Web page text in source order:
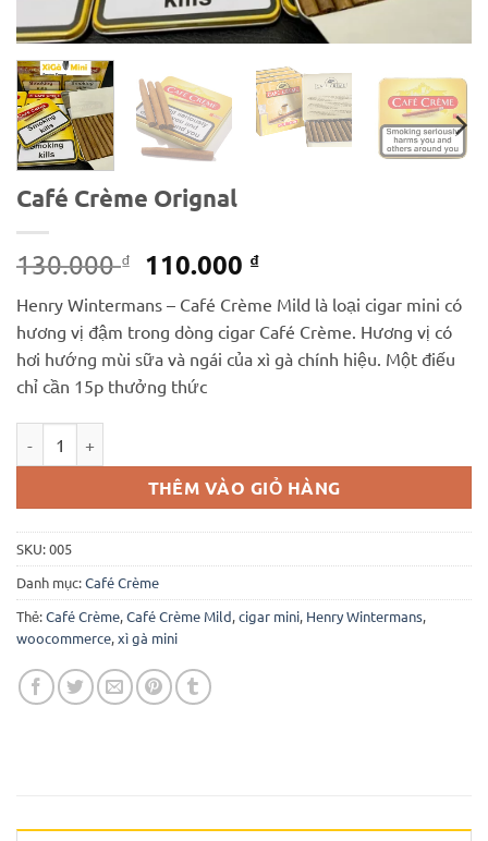
Café Crème Orignal
130.000₫ Giá
là:
130.000 ₫.
110.000 ₫Giá
hiện
tại
là:
110.000 ₫.
Henry Wintermans – Café Crème Mild là loại cigar mini có
hương vị đậm trong dòng cigar Café Crème. Hương vị có
hơi hướng mùi sữa và ngái của xì gà chính hiệu. Một điếu
chỉ cần 15p thưởng thức
THÊM VÀO GIỎ HÀNG
SKU:005
Danh mục:Café Crème
Thẻ:Café Crème,Café Crème Mild,cigar mini, Henry Wintermans,
woocommerce,xì gà mini